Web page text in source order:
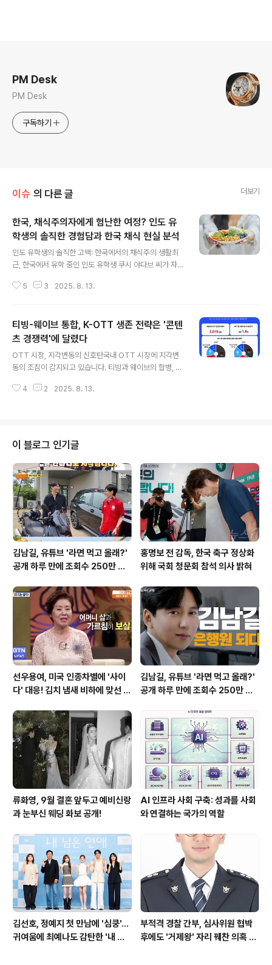
PM Desk
PM Desk
구독하기
이슈 의 다른 글 더보기
한국, 채식주의자에게 험난한 여정? 인도 유
학생의 솔직한 경험담과 한국 채식 현실 분석
인도 유학생의 솔직한 고백: 한국에서의 채식주의 생활최
근, 한국에서 유학 중인 인도 유학생 쿠시 야다브 씨가 자신
하는 영상을 게시하여 많은 관심을 모으고 있습니다. 그녀
고 밝혔습니다. 계란은 섭취 가능하지만, 채식 위주의 식단
을 고수하는 그녀에게 한국에서의 식사는 쉽지 않은 도전
처럼 느껴졌다고 합니다. 채식주의자, 한국에서 겪는 어려
움: 음식 선택의 폭과 빵, 그리고 커피쿠시 씨는 주로 카페
를 이용하지만, 커피를 즐겨 마시지 않는다고 합니다. 또한,
한국 빵집의 빵이 맛있지만, 대부분 너무 달아서 아쉽다는
5 3 2025. 8. 13.
티빙-웨이브 통합, K-OTT 생존 전략은 '콘텐
츠 경쟁력'에 달렸다
OTT 시장, 지각변동의 신호탄국내 OTT 시장에 지각변
동의 조짐이 감지되고 있습니다. 티빙과 웨이브의 합병, 왓
직한 변화가 예상됩니다. 넷플릭스와 디즈니플러스와 같은
업계 전문가들의 분석을 통해 미래를 전망합니다. 티빙-웨
이브, 통합으로 콘텐츠 경쟁력 강화티빙과 웨이브의 합병
은 국내 OTT 시장의 판도를 뒤흔들 중요한 사건입니다.
양사는 협업 전략의 일환으로 더블이용권을 출시하며 통합
을 위한 첫걸음을 내디뎠습니다. 업계에서는 국내 주요 O
TT 간의 결합을 통해 한층 강화된 콘..
4 2 2025. 8. 13.
이 블로그 인기글
김남길, 유튜브 '라면 먹고 올래?'
공개 하루 만에 조회수 250만 돌
홍명보 전 감독, 한국 축구 정상화
위해 국회 청문회 참석 의사 밝혀
선우용여, 미국 인종차별에 '사이
다' 대응! 김치 냄새 비하에 맞선 통
김남길, 유튜브 '라면 먹고 올래?'
공개 하루 만에 조회수 250만 돌
류화영, 9월 결혼 앞두고 예비신랑
과 눈부신 웨딩 화보 공개!
AI 인프라 사회 구축: 성과를 사회
와 연결하는 국가의 역할
김선호, 정예지 첫 만남에 '심쿵'…
귀여움에 최예나도 감탄한 '내 남
부적격 경찰 간부, 심사위원 협박
후에도 '거제왕' 자리 꿰찬 의혹 진